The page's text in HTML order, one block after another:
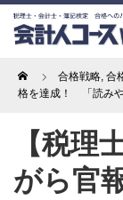
Home 合格戦略, 合
格を達成！ 「読み
【税理
がら官